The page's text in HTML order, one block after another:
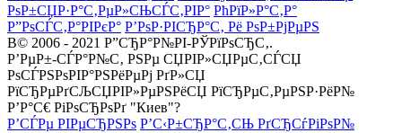
РѕР±СЏР·Р°С‚РµР»СЊСЃС‚РІР° РћРїР»Р°С‚Р°
Р”РѕСЃС‚Р°РІРєР° Р’РѕР·РІСЂР°С‚ Рё РѕР±РјРµРЅ
В© 2006 - 2021 Р”СЂР°Р№РІ-РЎРїРѕСЂС‚.
Р’РµР±-СЃР°Р№С‚ РЅРµ СЏРІР»СЏРµС‚СЃСЏ
РѕСЃРЅРѕРІР°РЅРёРµРј РґР»СЏ
РїСЂРµРґСЉСЏРІР»РµРЅРёСЏ РїСЂРµС‚РµРЅР·РёР№
Р’Р°С€ РіРѕСЂРѕРґ "Киев"?
Р’СЃРµ РІРµСЂРЅРѕ Р’С‹Р±СЂР°С‚СЊ РґСЂСѓРіРѕР№